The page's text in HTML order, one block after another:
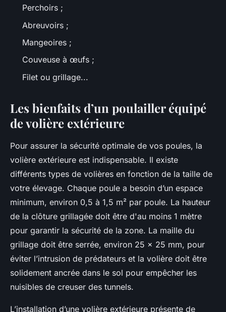
Perchoirs ;
Abreuvoirs ;
Mangeoires ;
Couveuse à œufs ;
Filet ou grillage...
Les bienfaits d’un poulailler équipé
de volière extérieure
Pour assurer la sécurité optimale de vos poules, la
volière extérieure est indispensable. Il existe
différents types de volières en fonction de la taille de
votre élevage. Chaque poule a besoin d’un espace
minimum, environ 0,5 à 1,5 m² par poule. La hauteur
de la clôture grillagée doit être d'au moins 1 mètre
pour garantir la sécurité de la zone. La maille du
grillage doit être serrée, environ 25 x 25 mm, pour
éviter l’intrusion de prédateurs et la volière doit être
solidement ancrée dans le sol pour empêcher les
nuisibles de creuser des tunnels.
L’installation d’une volière extérieure présente de